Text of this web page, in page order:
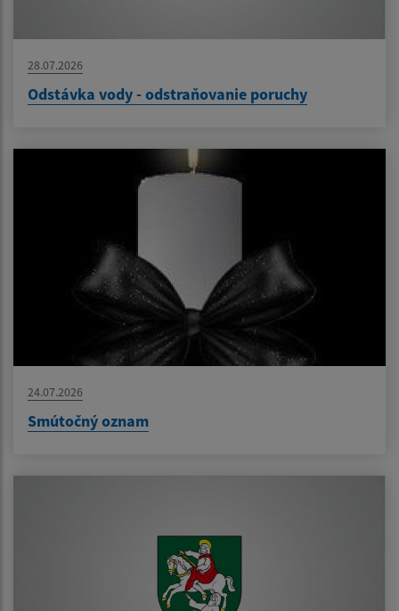
28.07.2026
Odstávka vody - odstraňovanie poruchy
24.07.2026
Smútočný oznam